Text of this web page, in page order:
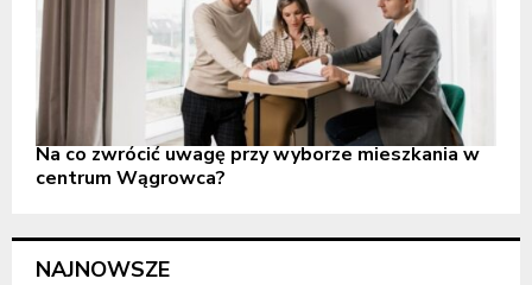
Na co zwrócić uwagę przy wyborze mieszkania w
centrum Wągrowca?
NAJNOWSZE